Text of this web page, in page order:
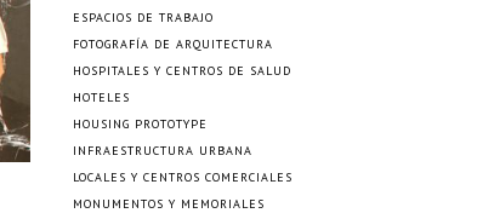
ESPACIOS DE TRABAJO
FOTOGRAFÍA DE ARQUITECTURA
HOSPITALES Y CENTROS DE SALUD
HOTELES
HOUSING PROTOTYPE
INFRAESTRUCTURA URBANA
LOCALES Y CENTROS COMERCIALES
MONUMENTOS Y MEMORIALES